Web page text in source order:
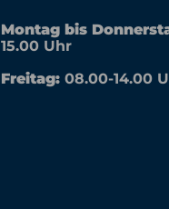
Montag bis
15.00 Uhr
Freitag: 08.00-14.00